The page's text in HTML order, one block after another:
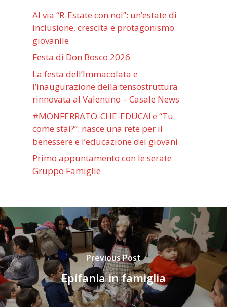
Al via “R-Estate con noi”: un’estate di
inclusione, crescita e protagonismo
giovanile
Festa di Don Bosco 2026
La festa dell’Immacolata e
l’inaugurazione della tensostruttura
rinnovata al Valentino – Casale News
#MONFERRATO-CHE-EDUCA! e “Tu
come stai?”: nasce una rete per il
benessere e l’educazione dei giovani
Primo appuntamento con le serate
Gruppo Famiglie
Previous Post
Epifania in famiglia